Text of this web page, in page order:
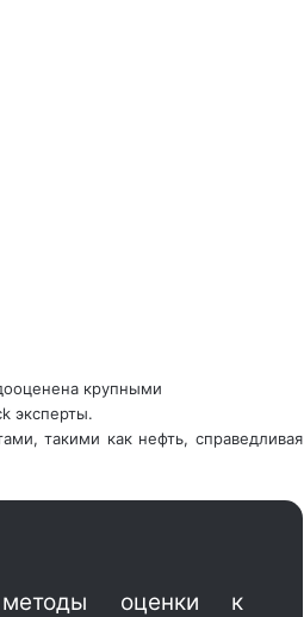
крупными
эксперты.
такими как нефть, справедливая
методы оценки к